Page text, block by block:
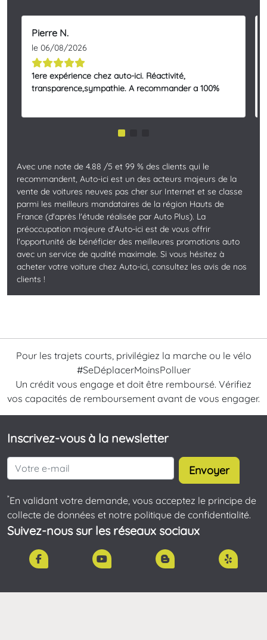
Pierre N.
le 06/08/2026
1ere expérience chez auto-ici. Réactivité,
transparence,sympathie. A recommander a 100%
Avec une note de 4.88 /5 et 99 % des clients qui le
recommandent, Auto-ici est un des acteurs majeurs de la
vente de voitures neuves pas cher sur Internet et se classe
parmi les meilleurs mandataires de la région Hauts de
France (d'après l'étude réalisée par Auto Plus). La
préoccupation majeure d'Auto-ici est de vous offrir
l'opportunité de bénéficier des meilleures promotions auto
avec un service de qualité maximale. Si vous hésitez à
acheter votre voiture chez Auto-ici, consultez les avis de nos
clients !
Pour les trajets courts, privilégiez la marche ou le vélo
#SeDéplacerMoinsPolluer
Un crédit vous engage et doit être remboursé. Vérifiez
vos capacités de remboursement avant de vous engager.
Inscrivez-vous à la newsletter
Envoyer
*En validant votre demande, vous acceptez le principe de
collecte de données et notre politique de confidentialité.
Suivez-nous sur les réseaux sociaux